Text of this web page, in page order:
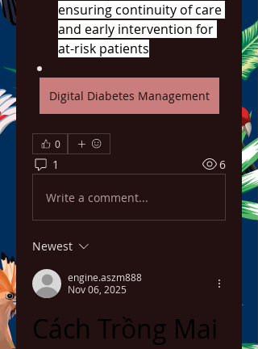
ensuring continuity of care
and early intervention for
at-risk patients
Digital Diabetes Management
0
1 6
Write a comment...
Newest
engine.aszm888
Nov 06, 2025
Cách Trồng Mai